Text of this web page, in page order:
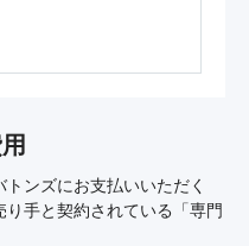
ンズにお支払いいただく
り手と契約されている「専門